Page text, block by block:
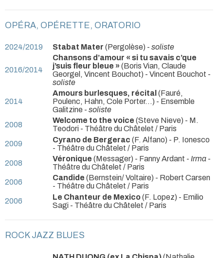
OPÉRA, OPÉRETTE, ORATORIO
2024/2019 Stabat Mater (Pergolèse) - soliste
2016/2014
Chansons d’amour « si tu savais c’que
j’suis fleur bleue » (Boris Vian, Claude
Georgel, Vincent Bouchot) - Vincent Bouchot -
soliste
2014
Amours burlesques, récital (Fauré,
Poulenc, Hahn, Cole Porter...) - Ensemble
Galitzine - soliste
2008
Welcome to the voice (Steve Nieve) - M.
Teodori - Théâtre du Châtelet / Paris
2009
Cyrano de Bergerac (F. Alfano) - P. Ionesco
- Théâtre du Châtelet / Paris
2008
Véronique (Messager) - Fanny Ardant - Irma -
Théâtre du Châtelet / Paris
2006
Candide (Bernstein/ Voltaire) - Robert Carsen
- Théâtre du Châtelet / Paris
2006
Le Chanteur de Mexico(F. Lopez) - Emilio
Sagi - Théâtre du Châtelet / Paris
ROCK JAZZ BLUES